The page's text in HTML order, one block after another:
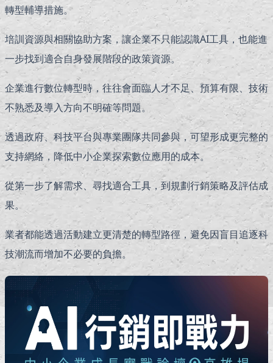
轉型輔導措施。
培訓資源與相關協助方案，讓企業不只能認識AI工具，也能進
一步找到適合自身發展階段的政策資源。
企業進行數位轉型時，往往會面臨人才不足、預算有限、技術
不熟悉及導入方向不明確等問題。
透過政府、科技平台與專業團隊共同參與，可望形成更完整的
支持網絡，降低中小企業探索數位應用的成本。
從第一步了解需求、尋找適合工具，到規劃行銷策略及評估成
果。
業者都能透過活動建立更清楚的轉型路徑，避免因盲目追逐科
技潮流而增加不必要的負擔。